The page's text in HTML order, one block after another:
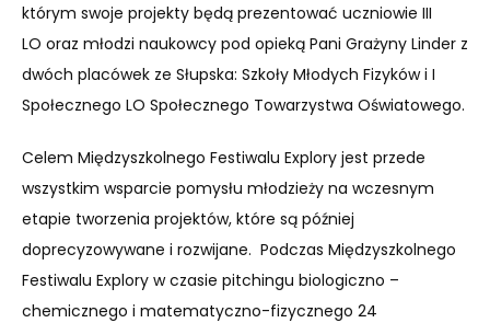
którym swoje projekty będą prezentować uczniowie III
LO oraz młodzi naukowcy pod opieką Pani Grażyny Linder z
dwóch placówek ze Słupska: Szkoły Młodych Fizyków i I
Społecznego LO Społecznego Towarzystwa Oświatowego.
Celem Międzyszkolnego Festiwalu Explory jest przede
wszystkim wsparcie pomysłu młodzieży na wczesnym
etapie tworzenia projektów, które są później
doprecyzowywane i rozwijane. Podczas Międzyszkolnego
Festiwalu Explory w czasie pitchingu biologiczno –
chemicznego i matematyczno-fizycznego 24